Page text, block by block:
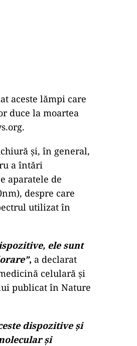
aceste lămpi care
duce la moartea
și, în general,
a întări
aparatele de
despre care
utilizat în
ele sunt
, a declarat
celulară și
publicat în Nature
dispozitive și
și